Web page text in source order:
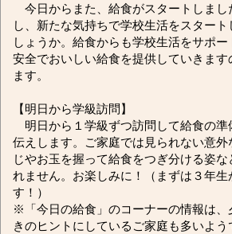
今日からまた、給食がスタートしまし
し、新たな気持ちで学校生活をスター
しょうか。給食からも学校生活をサポ
安全でおいしい給食を提供していきます
ます。
【明日から学級訪問】
明日から１学級ずつ訪問して給食の準
伝えします。ご家庭では見られない意外
じやお玉を握って給食をつぎ分ける姿
れません。お楽しみに！（まずは３年生
す！）
※「今日の給食」のコーナーの情報は、
きのヒントにしているご家庭も多いよ